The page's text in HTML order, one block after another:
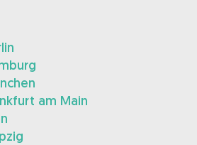
am Main